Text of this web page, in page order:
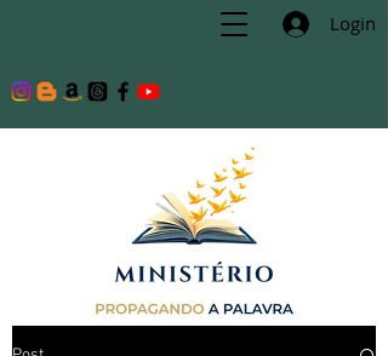
Login